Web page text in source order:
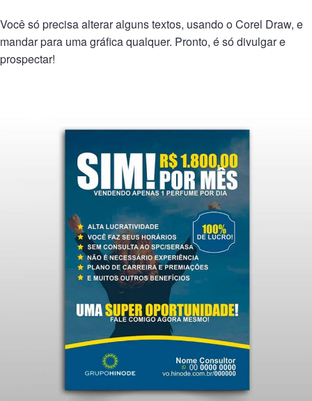
Você só precisa alterar alguns textos, usando o Corel Draw, e
mandar para uma gráfica qualquer. Pronto, é só divulgar e
prospectar!